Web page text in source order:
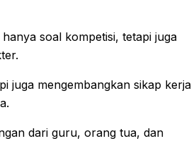
soal kompetisi, tetapi juga
juga mengembangkan sikap kerja
dari guru, orang tua, dan